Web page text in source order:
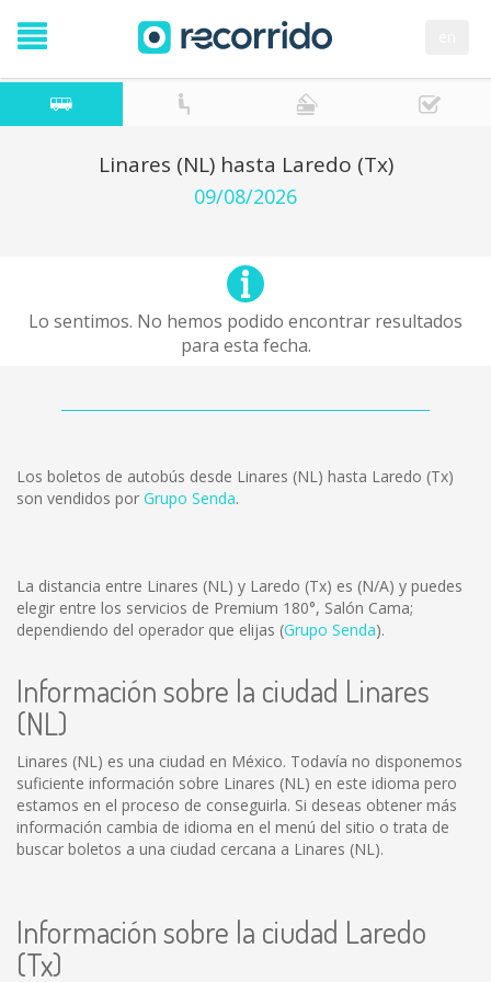
Linares (NL) hasta Laredo (Tx)
09/08/2026
Lo sentimos. No hemos podido encontrar resultados
para esta fecha.
Los boletos de autobús desde Linares (NL) hasta Laredo (Tx)
son vendidos por Grupo Senda.
La distancia entre Linares (NL) y Laredo (Tx) es (N/A) y puedes
elegir entre los servicios de Premium 180°, Salón Cama;
dependiendo del operador que elijas (Grupo Senda).
Información sobre la ciudad Linares
(NL)
Linares (NL) es una ciudad en México. Todavía no disponemos
suficiente información sobre Linares (NL) en este idioma pero
estamos en el proceso de conseguirla. Si deseas obtener más
información cambia de idioma en el menú del sitio o trata de
buscar boletos a una ciudad cercana a Linares (NL).
Información sobre la ciudad Laredo
(Tx)